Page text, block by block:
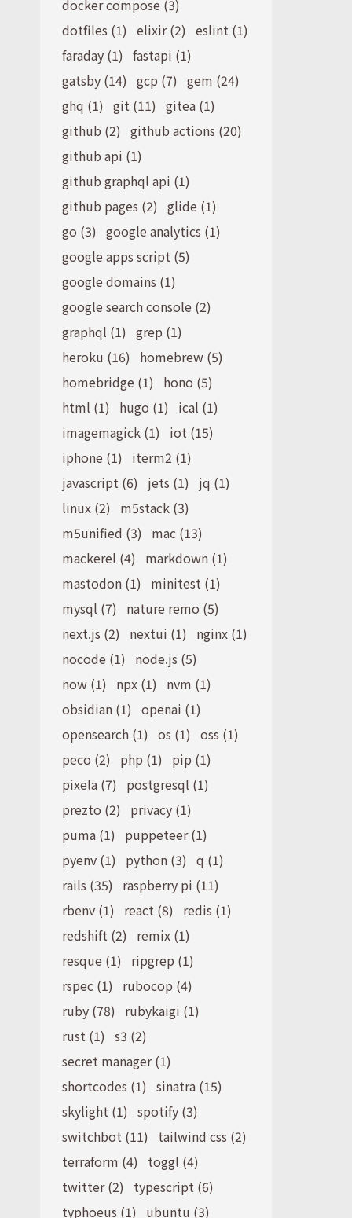
docker compose (3)
dotfiles (1) elixir (2) eslint (1)
faraday (1) fastapi (1)
gatsby (14) gcp (7) gem (24)
ghq (1) git (11) gitea (1)
github (2) github actions (20)
github api (1)
github graphql api (1)
github pages (2) glide (1)
go (3) google analytics (1)
google apps script (5)
google domains (1)
google search console (2)
graphql (1) grep (1)
heroku (16)
homebrew (5)
homebridge (1)
hono (5)
html (1)
hugo (1)
ical (1)
imagemagick (1)
iot (15)
iphone (1)
iterm2 (1)
javascript (6)
jets (1)
jq (1)
linux (2)
m5stack (3)
m5unified (3)
mac (13)
mackerel (4)
markdown (1)
mastodon (1)
minitest (1)
mysql (7)
nature remo (5)
next.js (2)
nextui (1)
nginx (1)
nocode (1)
node.js (5)
now (1)
npx (1)
nvm (1)
obsidian (1) openai (1)
opensearch (1) os (1) oss (1)
peco (2)
php (1)
pip (1)
pixela (7)
postgresql (1)
prezto (2)
privacy (1)
puma (1)
puppeteer (1)
pyenv (1)
python (3) q (1)
rails (35)
raspberry pi (11)
rbenv (1)
react (8)
redis (1)
redshift (2)
remix (1)
resque (1)
ripgrep (1)
rspec (1)
rubocop (4)
ruby (78)
rubykaigi (1)
rust (1) s3 (2)
secret manager (1)
shortcodes (1) sinatra (15)
skylight (1) spotify (3)
switchbot (11)
tailwind css (2)
terraform (4)
toggl (4)
twitter (2)
typescript (6)
typhoeus (1)
ubuntu (3)